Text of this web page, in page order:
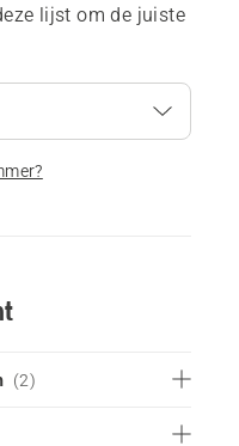
lijst om de juiste
(2)